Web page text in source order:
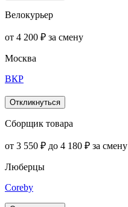
Велокурьер
от 4 200 ₽ за смену
Москва
ВКР
Откликнуться
Сборщик товара
от 3 550 ₽ до 4 180 ₽ за смену
Люберцы
Coreby